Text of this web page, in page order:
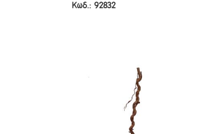
ΑΝΘΗ 180ΕΚ
ΑΝΘΗ 180ΕΚ
Κωδ.: 92832